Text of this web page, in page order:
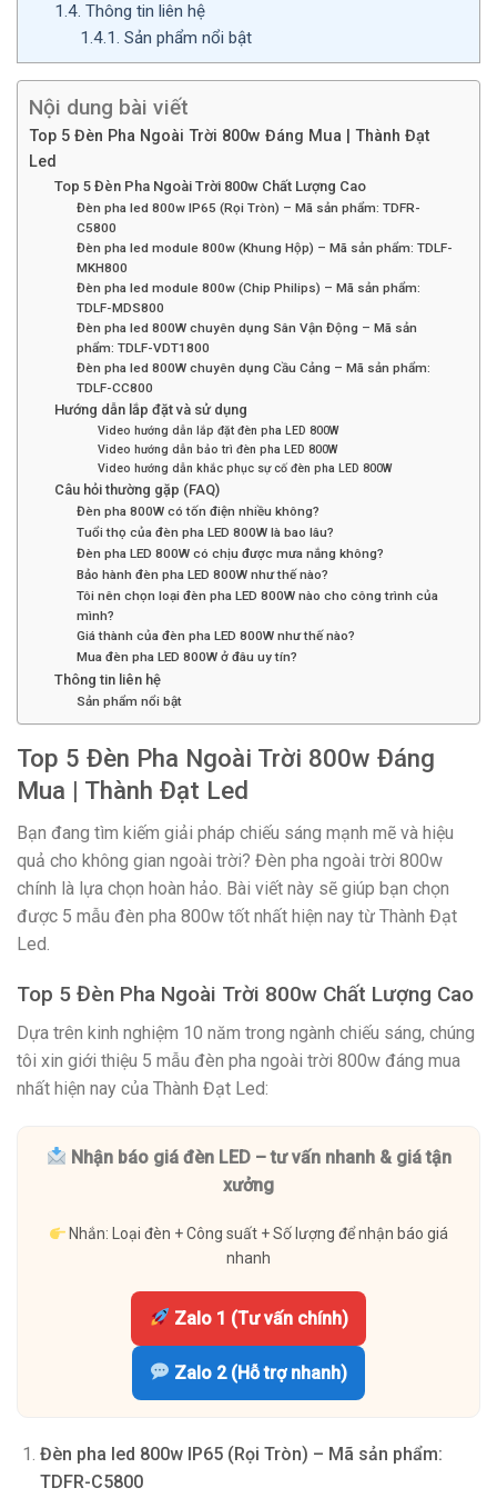
1.4. Thông tin liên hệ
1.4.1. Sản phẩm nổi bật
Nội dung bài viết
Top 5 Đèn Pha Ngoài Trời 800w Đáng Mua | Thành Đạt
Led
Top 5 Đèn Pha Ngoài Trời 800w Chất Lượng Cao
Đèn pha led 800w IP65 (Rọi Tròn) – Mã sản phẩm: TDFR-
C5800
Đèn pha led module 800w (Khung Hộp) – Mã sản phẩm: TDLF-
MKH800
Đèn pha led module 800w (Chip Philips) – Mã sản phẩm:
TDLF-MDS800
Đèn pha led 800W chuyên dụng Sân Vận Động – Mã sản
phẩm: TDLF-VDT1800
Đèn pha led 800W chuyên dụng Cầu Cảng – Mã sản phẩm:
TDLF-CC800
Hướng dẫn lắp đặt và sử dụng
Video hướng dẫn lắp đặt đèn pha LED 800W
Video hướng dẫn bảo trì đèn pha LED 800W
Video hướng dẫn khắc phục sự cố đèn pha LED 800W
Câu hỏi thường gặp (FAQ)
Đèn pha 800W có tốn điện nhiều không?
Tuổi thọ của đèn pha LED 800W là bao lâu?
Đèn pha LED 800W có chịu được mưa nắng không?
Bảo hành đèn pha LED 800W như thế nào?
Tôi nên chọn loại đèn pha LED 800W nào cho công trình của
mình?
Giá thành của đèn pha LED 800W như thế nào?
Mua đèn pha LED 800W ở đâu uy tín?
Thông tin liên hệ
Sản phẩm nổi bật
Top 5 Đèn Pha Ngoài Trời 800w Đáng
Mua | Thành Đạt Led
Bạn đang tìm kiếm giải pháp chiếu sáng mạnh mẽ và hiệu
quả cho không gian ngoài trời? Đèn pha ngoài trời 800w
chính là lựa chọn hoàn hảo. Bài viết này sẽ giúp bạn chọn
được 5 mẫu đèn pha 800w tốt nhất hiện nay từ Thành Đạt
Led.
Top 5 Đèn Pha Ngoài Trời 800w Chất Lượng Cao
Dựa trên kinh nghiệm 10 năm trong ngành chiếu sáng, chúng
tôi xin giới thiệu 5 mẫu đèn pha ngoài trời 800w đáng mua
nhất hiện nay của Thành Đạt Led:
Nhận báo giá đèn LED – tư vấn nhanh & giá tận
xưởng
Nhắn: Loại đèn + Công suất + Số lượng để nhận báo giá
nhanh
Zalo 1 (Tư vấn chính)
Zalo 2 (Hỗ trợ nhanh)
Đèn pha led 800w IP65 (Rọi Tròn) – Mã sản phẩm:
TDFR-C5800